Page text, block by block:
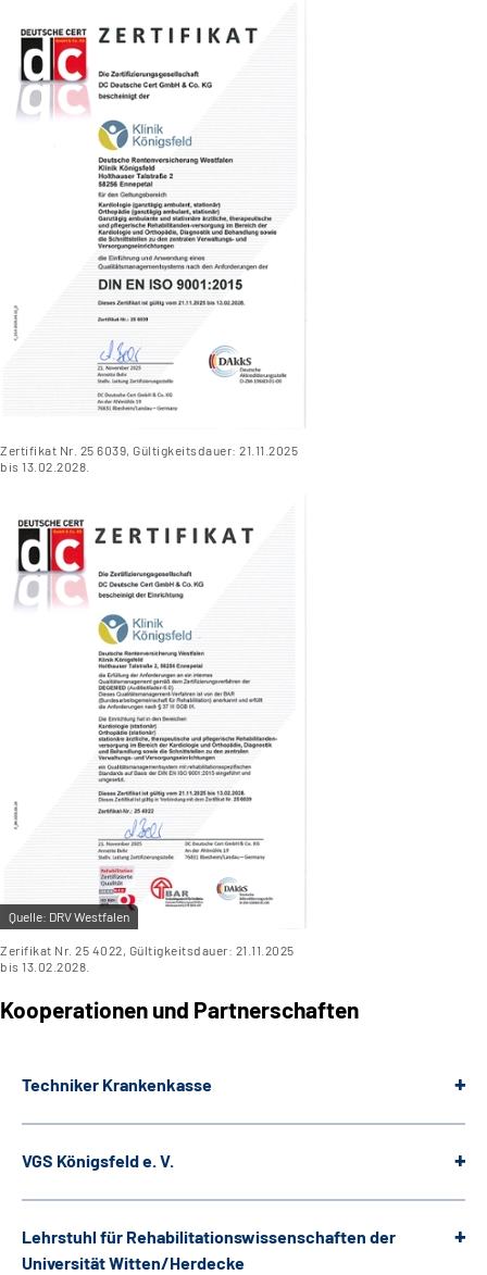
Zertifikat Nr. 25 6039, Gültigkeitsdauer: 21.11.2025
bis 13.02.2028.
Quelle: DRV Westfalen
Zerifikat Nr. 25 4022, Gültigkeitsdauer: 21.11.2025
bis 13.02.2028.
Kooperationen und Partnerschaften
Techniker Krankenkasse
VGS Königsfeld e. V.
Lehrstuhl für Rehabilitationswissenschaften der
Universität Witten/Herdecke